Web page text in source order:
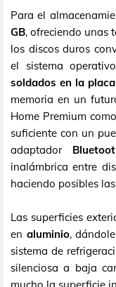
Para el
GB, ofreciendo unas
los discos duros
el sistema
soldados en la placa
memoria en un
Home Premium
suficiente con un
adaptador
inalámbrica entre
haciendo posibles
Las superficies
en aluminio,
sistema de
silenciosa a baja